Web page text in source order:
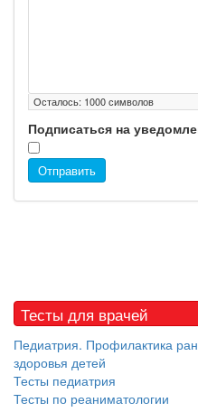
Осталось: 1000символов
Подписаться на
Отправить
Тесты для врачей
Педиатрия. Профилактика
здоровья детей
Тесты педиатрия
Тесты по реаниматологии